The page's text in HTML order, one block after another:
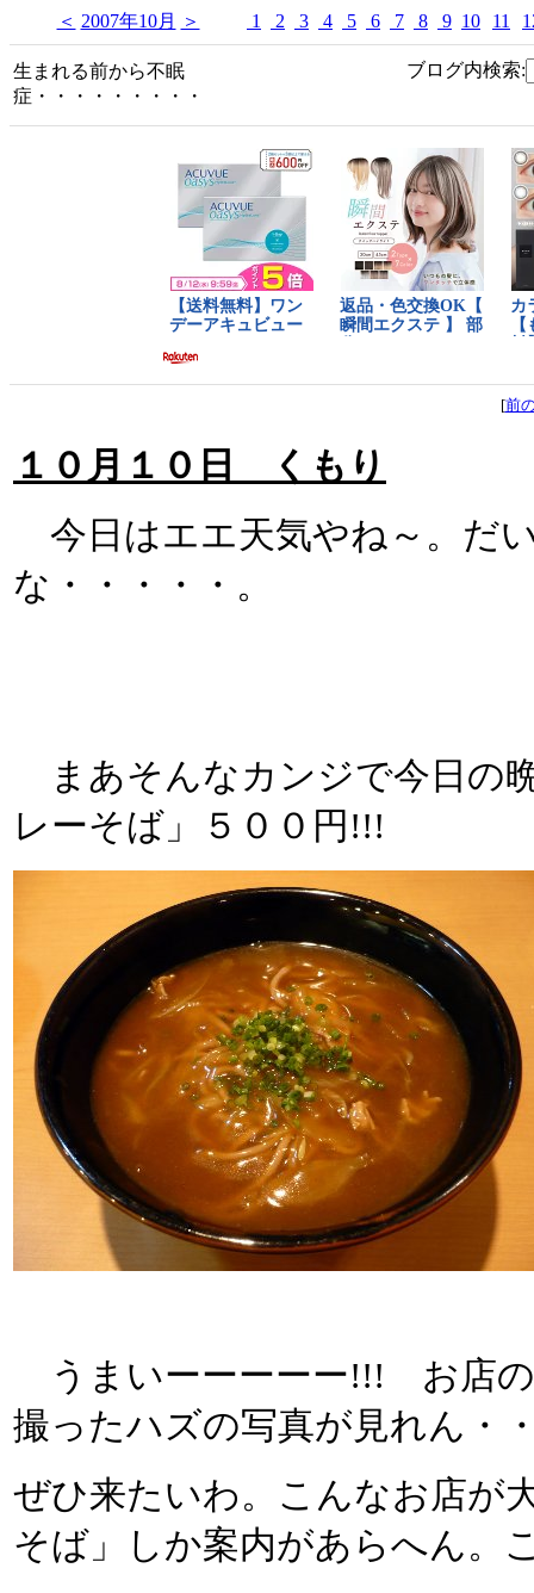
＜ 2007年10月 ＞ 1 2 3 4 5 6 7 8 9 10 11
生まれる前から不眠
症・・・・・・・・・
ブログ内検索:
[前
１０月１０日 くもり
今日はエエ天気やね～。だ
な・・・・・。
まあそんなカンジで今日の
レーそば」５００円!!!
うまいーーーーー!!! お店の
撮ったハズの写真が見れん・
ぜひ来たいわ。こんなお店が
そば」しか案内があらへん。